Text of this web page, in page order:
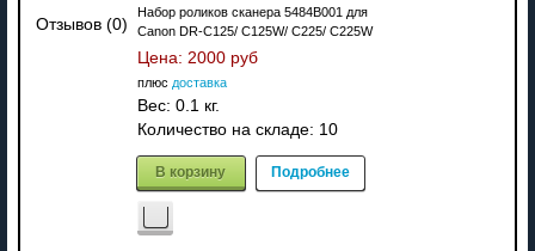
Отзывов (0)
Набор роликов сканера 5484B001 для
Canon DR-C125/ C125W/ C225/ C225W
Цена: 2000 руб
плюс доставка
Вес: 0.1 кг.
Количество на складе: 10
В корзину Подробнее